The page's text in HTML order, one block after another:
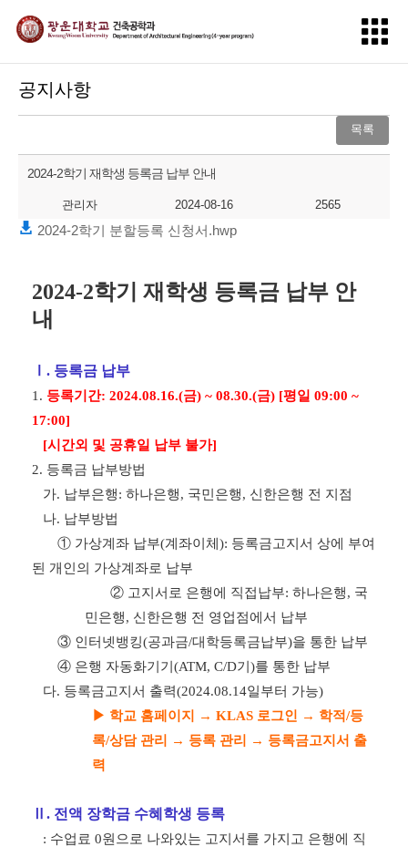
공지사항
목록
2024-2학기 재학생 등록금 납부 안내
관리자 2024-08-16 2565
2024-2학기 분할등록 신청서.hwp
2024-2학기 재학생 등록금 납부 안
내
. 등록금 납부
1. 등록기간: 2024.08.16.(금) ~ 08.30.(금) [평일 09:00 ~
17:00]
[시간외 및 공휴일 납부 불가]
2. 등록금 납부방법
가. 납부은행: 하나은행, 국민은행, 신한은행 전 지점
나. 납부방법
① 가상계좌 납부(계좌이체 ): 등록금고지서 상에 부여
된 개인의 가상계좌로 납부
② 고지서로 은행에 직접납부:하나은행, 국
민은행, 신한은행 전 영업점에서 납부
③ 인터넷뱅킹(공과금/대학등록금납부)을 통한 납부
④ 은행 자동화기기 (ATM, C/D기 )를 통한 납부
다. 등록금고지서 출력(2024.08.14일부터 가능)
▶ 학교 홈페이지 → KLAS 로그인 → 학적/등
록/상담 관리 → 등록 관리 → 등록금고지서 출
력
. 전액 장학금 수혜학생 등록
: 수업료 0원으로 나와있는 고지서를 가지고 은행에 직